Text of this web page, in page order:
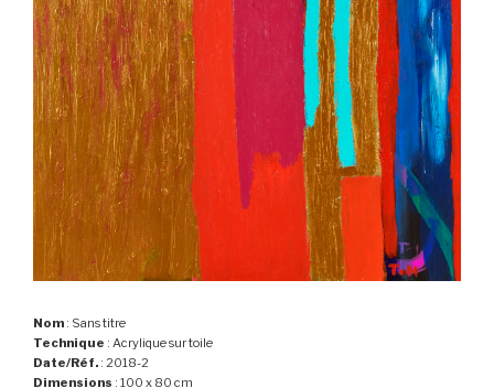
Nom : Sans titre
Technique : Acrylique sur toile
Date/Réf. : 2018-2
Dimensions : 100 x 80 cm